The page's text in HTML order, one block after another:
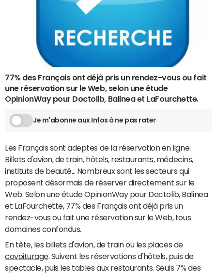
77% des Français ont déjà pris un rendez-vous ou fait
une réservation sur le Web, selon une étude
OpinionWay pour Doctolib, Balinea et LaFourchette.
Je m'abonne aux Infos à ne pas rater
Les Français sont adeptes de la réservation en ligne.
Billets d'avion, de train, hôtels, restaurants, médecins,
instituts de beauté... Nombreux sont les secteurs qui
proposent désormais de réserver directement sur le
Web. Selon une étude OpinionWay pour Doctolib, Balinea
et LaFourchette, 77% des Français ont déjà pris un
rendez-vous ou fait une réservation sur le Web, tous
domaines confondus.
En tête, les billets d'avion, de train ou les places de
covoiturage. Suivent les réservations d'hôtels, puis de
spectacle, puis les tables aux restaurants. Seuls 7% des